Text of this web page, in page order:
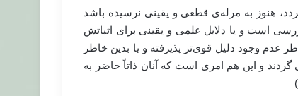
هنوز به مرله‌ی قطعی و یقینی نرسیده باشد
است و یا دلایل علمی و یقینی برای اثباتش
عدم وجود دلیل قوی‌تر پذیرفته و یا بدین خاطر
و این هم امری است که آنان ذاتاً حاضر به